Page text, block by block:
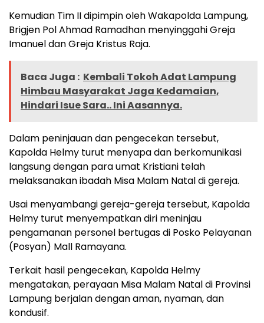
Kemudian Tim II dipimpin oleh Wakapolda Lampung,
Brigjen Pol Ahmad Ramadhan menyinggahi Greja
Imanuel dan Greja Kristus Raja.
Baca Juga : Kembali Tokoh Adat Lampung
Himbau Masyarakat Jaga Kedamaian,
Hindari Isue Sara.. Ini Aasannya.
Dalam peninjauan dan pengecekan tersebut,
Kapolda Helmy turut menyapa dan berkomunikasi
langsung dengan para umat Kristiani telah
melaksanakan ibadah Misa Malam Natal di gereja.
Usai menyambangi gereja-gereja tersebut, Kapolda
Helmy turut menyempatkan diri meninjau
pengamanan personel bertugas di Posko Pelayanan
(Posyan) Mall Ramayana.
Terkait hasil pengecekan, Kapolda Helmy
mengatakan, perayaan Misa Malam Natal di Provinsi
Lampung berjalan dengan aman, nyaman, dan
kondusif.